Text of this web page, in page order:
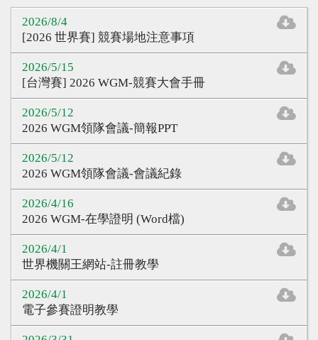
精彩回顧
心得分享
友情連結
CQ認證
教師認證
認證研習
參賽證明
2026/8/4
[2026 世界賽] 競賽場地注意事項
2026/5/15
[台灣賽] 2026 WGM-競賽大會手冊
2026/5/12
2026 WGM領隊會議-簡報PPT
2026/5/12
2026 WGM領隊會議-會議紀錄
2026/4/16
2026 WGM-在學證明 (Word檔)
2026/4/1
世界機關王網站-註冊教學
2026/4/1
電子參賽證明教學